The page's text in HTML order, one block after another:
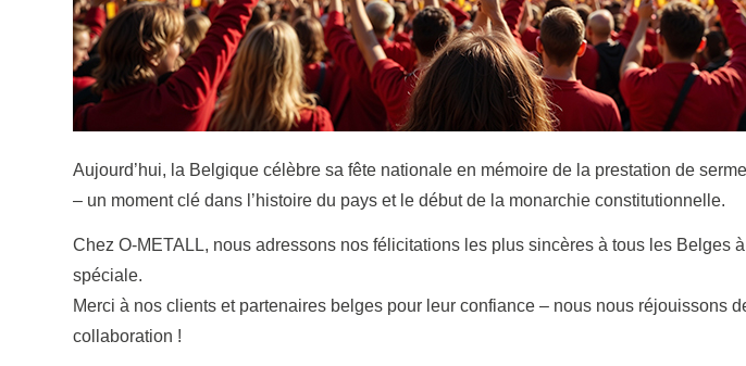
Aujourd’hui, la Belgique célèbre sa fête nationale en mémoire de la prestation de
– un moment clé dans l’histoire du pays et le début de la monarchie constitutionnelle.
Chez O-METALL, nous adressons nos félicitations les plus sincères à tous les Belges
spéciale.
Merci à nos clients et partenaires belges pour leur confiance – nous nous réjouissons
collaboration !